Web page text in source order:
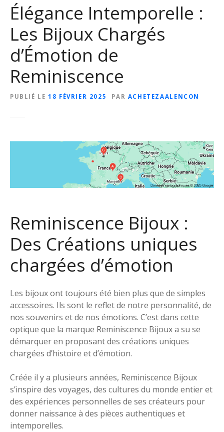
Élégance Intemporelle :
Les Bijoux Chargés
d’Émotion de
Reminiscence
PUBLIÉ LE 18 FÉVRIER 2025 PAR ACHETEZAALENCON
Reminiscence Bijoux :
Des Créations uniques
chargées d’émotion
Les bijoux ont toujours été bien plus que de simples
accessoires. Ils sont le reflet de notre personnalité, de
nos souvenirs et de nos émotions. C’est dans cette
optique que la marque Reminiscence Bijoux a su se
démarquer en proposant des créations uniques
chargées d’histoire et d’émotion.
Créée il y a plusieurs années, Reminiscence Bijoux
s’inspire des voyages, des cultures du monde entier et
des expériences personnelles de ses créateurs pour
donner naissance à des pièces authentiques et
intemporelles.